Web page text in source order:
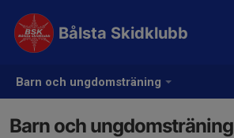
Barn och ungdomsträning
Bålsta Skidklubb
Barn och ungdomsträning